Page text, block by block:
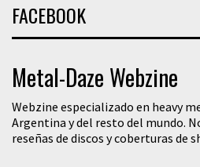
FACEBOOK
Metal-Daze Webzine
Webzine especializado en heavy
Argentina y del resto del mundo.
reseñas de discos y coberturas de